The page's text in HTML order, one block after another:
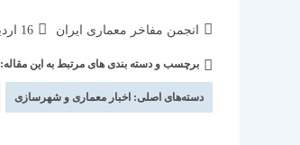
نویسندهٔ
انجمن مفاخر معماری ایران
نوشته
شده
است:
16 اردیبهشت 1401
دسته‌
نوشته:
برچسب و دسته بندی های مرتبط به این مقاله:
دسته‌های اصلی: اخبار معماری و شهرسازی